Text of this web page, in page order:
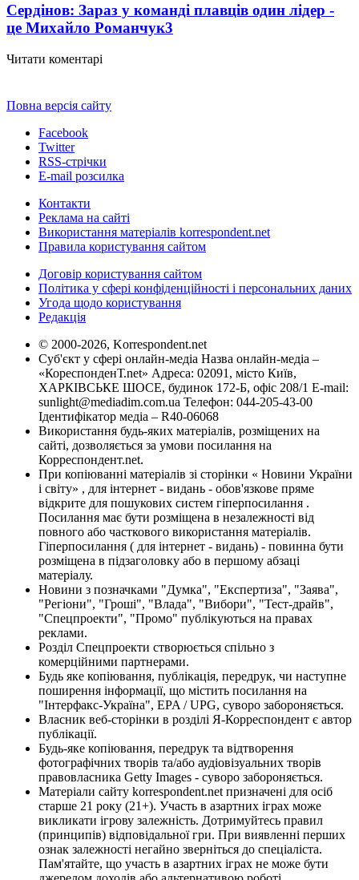
Сердінов: Зараз у команді плавців один лідер -
це Михайло Романчук3
Читати коментарі
Повна версія сайту
Facebook
Twitter
RSS-стрічки
E-mail розсилка
Контакти
Реклама на сайті
Використання матеріалів korrespondent.net
Правила користування сайтом
Договір користування сайтом
Політика у сфері конфіденційності і персональних даних
Угода щодо користування
Редакція
© 2000-2026, Korrespondent.net
Суб'єкт у сфері онлайн-медіа Назва онлайн-медіа –
«КореспонденТ.net» Адреса: 02091, місто Київ,
ХАРКІВСЬКЕ ШОСЕ, будинок 172-Б, офіс 208/1 E-mail:
sunlight@mediadim.com.ua Телефон: 044-205-43-00
Ідентифікатор медіа – R40-06068
Використання будь-яких матеріалів, розміщених на
сайті, дозволяється за умови посилання на
Корреспондент.net.
При копіюванні матеріалів зі сторінки « Новини України
і світу» , для інтернет - видань - обов'язкове пряме
відкрите для пошукових систем гіперпосилання .
Посилання має бути розміщена в незалежності від
повного або часткового використання матеріалів.
Гіперпосилання ( для інтернет - видань) - повинна бути
розміщена в підзаголовку або в першому абзаці
матеріалу.
Новини з позначками "Думка", "Експертиза", "Заява",
"Регіони", "Гроші", "Влада", "Вибори", "Тест-драйв",
"Спецпроекти", "Промо" публікуються на правах
реклами.
Розділ Спецпроекти створюється спільно з
комерційними партнерами.
Будь яке копіювання, публікація, передрук, чи наступне
поширення інформації, що містить посилання на
"Інтерфакс-Україна", EPA / UPG, суворо забороняється.
Власник веб-сторінки в розділі Я-Корреспондент є автор
публікації.
Будь-яке копіювання, передрук та відтворення
фотографічних творів та/або аудіовізуальних творів
правовласника Getty Images - суворо забороняється.
Матеріали сайту korrespondent.net призначені для осіб
старше 21 року (21+). Участь в азартних іграх може
викликати ігрову залежність. Дотримуйтесь правил
(принципів) відповідальної гри. При виявленні перших
ознак залежності негайно зверніться до спеціаліста.
Пам'ятайте, що участь в азартних іграх не може бути